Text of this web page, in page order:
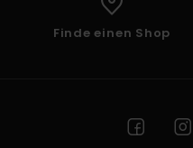
Finde einen Shop